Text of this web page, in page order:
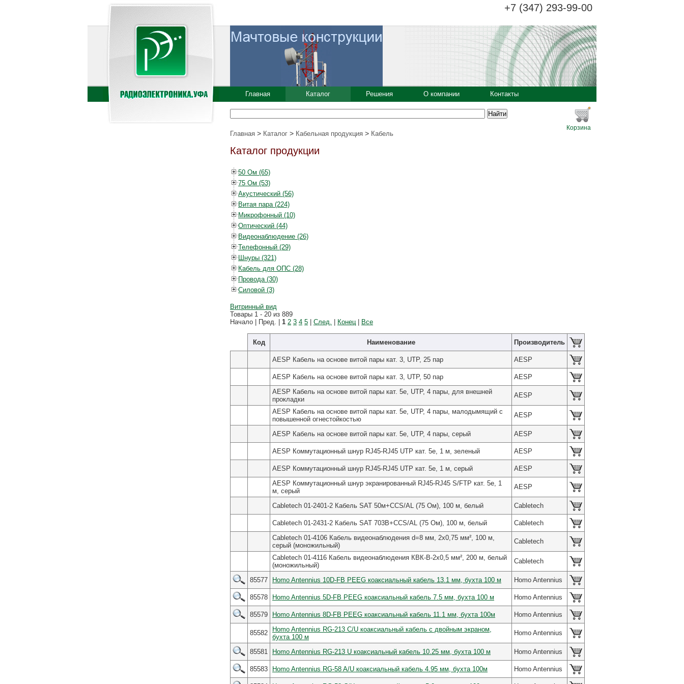
+7 (347) 293-99-00
Корзина
Главная Каталог Решения О компании Контакты
Главная > Каталог > Кабельная продукция > Кабель
Каталог продукции
50 Ом (65)
75 Ом (53)
Акустический (56)
Витая пара (224)
Микрофонный (10)
Оптический (44)
Видеонаблюдение (26)
Телефонный (29)
Шнуры (321)
Кабель для ОПС (28)
Провода (30)
Силовой (3)
Витринный вид
Товары 1 - 20 из 889
Начало | Пред. | 1 2 3 4 5 След. Конец Все
Код Наименование Производитель
AESP Кабель на основе витой пары кат. 3, UTP, 25 пар AESP
AESP Кабель на основе витой пары кат. 3, UTP, 50 пар
AESP
AESP Кабель на основе витой пары кат. 5e, UTP, 4 пары, для внешней
прокладки
AESP
AESP Кабель на основе витой пары кат. 5e, UTP, 4 пары, малодымящий с
повышенной огнестойкостью
AESP
AESP Кабель на основе витой пары кат. 5e, UTP, 4 пары, серый AESP
AESP Коммутационный шнур RJ45-RJ45 UTP кат. 5e, 1 м, зеленый AESP
AESP Коммутационный шнур RJ45-RJ45 UTP кат. 5e, 1 м, серый
AESP
AESP Коммутационный шнур экранированный RJ45-RJ45 S/FTP кат. 5e, 1
м, серый
AESP
Cabletech 01-2401-2 Кабель SAT 50м+CCS/AL (75 Ом), 100 м, белый Cabletech
Cabletech 01-2431-2 Кабель SAT 703B+CCS/AL (75 Ом), 100 м, белый
Cabletech
Cabletech 01-4106 Кабель видеонаблюдения d=8 мм, 2х0,75 мм², 100 м,
серый (моножильный)
Cabletech
Cabletech 01-4116 Кабель видеонаблюдения КВК-В-2х0,5 мм², 200 м, белый
(моножильный)
Cabletech
85577 Homo Antennius 10D-FB PEEG коаксиальный кабель 13.1 мм, бухта 100 м Homo Antennius
85578 Homo Antennius 5D-FB PEEG коаксиальный кабель 7.5 мм, бухта 100 м Homo Antennius
85579 Homo Antennius 8D-FB PEEG коаксиальный кабель 11.1 мм, бухта 100м Homo Antennius
85582
Homo Antennius RG-213 C/U коаксиальный кабель с двойным экраном,
бухта 100 м
Homo Antennius
85581 Homo Antennius RG-213 U коаксиальный кабель 10.25 мм, бухта 100 м Homo Antennius
85583 Homo Antennius RG-58 A/U коаксиальный кабель 4.95 мм, бухта 100м Homo Antennius